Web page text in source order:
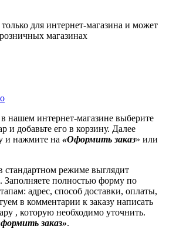
для интернет-магазина и может
магазинах
нашем интернет-магазине выберите
и добавьте его в корзину. Далее
и нажмите на «Оформить заказ» или
стандартном режиме выглядит
полностью форму по
адрес, способ доставки, оплаты,
в комментарии к заказу написать
, которую необходимо уточнить.
заказ».